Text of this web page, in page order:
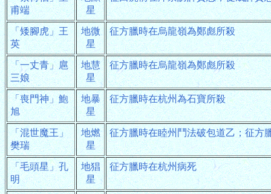
甫端
星
「矮腳虎」王
英
地微
星
征方臘時在烏龍嶺為鄭彪所殺
「一丈青」扈
三娘
地慧
星
征方臘時在烏龍嶺為鄭彪所殺
「喪門神」鮑
旭
地暴
星
征方臘時在杭州為石寶所殺
「混世魔王」
樊瑞
地燃
星
征方臘時在睦州鬥法破包道乙；征方
「毛頭星」孔
明
地猖
星
征方臘時在杭州病死